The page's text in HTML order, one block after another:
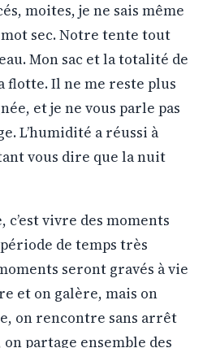
moites, je ne sais même
sec. Notre tente tout
Mon sac et la totalité de
flotte. Il ne me reste plus
et je ne vous parle pas
L’humidité a réussi à
vous dire que la nuit
vivre des moments
de temps très
seront gravés à vie
et on galère, mais on
on rencontre sans arrêt
partage ensemble des